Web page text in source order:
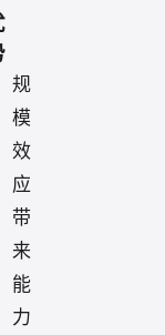
规
模
效
应
带
来
能
力